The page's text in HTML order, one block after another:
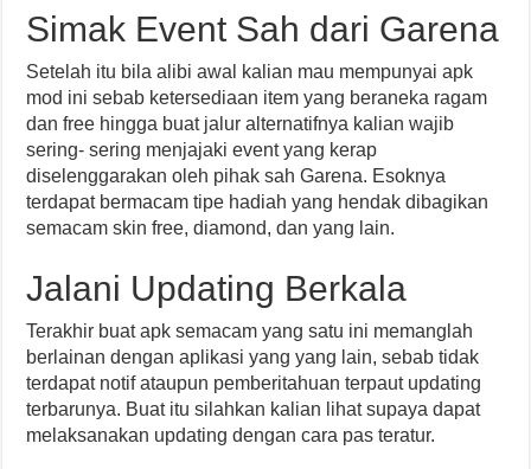
Simak Event Sah dari Garena
Setelah itu bila alibi awal kalian mau mempunyai apk
mod ini sebab ketersediaan item yang beraneka ragam
dan free hingga buat jalur alternatifnya kalian wajib
sering- sering menjajaki event yang kerap
diselenggarakan oleh pihak sah Garena. Esoknya
terdapat bermacam tipe hadiah yang hendak dibagikan
semacam skin free, diamond, dan yang lain.
Jalani Updating Berkala
Terakhir buat apk semacam yang satu ini memanglah
berlainan dengan aplikasi yang yang lain, sebab tidak
terdapat notif ataupun pemberitahuan terpaut updating
terbarunya. Buat itu silahkan kalian lihat supaya dapat
melaksanakan updating dengan cara pas teratur.